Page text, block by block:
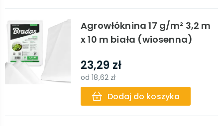
Agrowłóknina 17 g/m² 3,2 m
x 10 m biała (wiosenna)
23,29 zł
od18,62 zł
Dodaj do koszyka